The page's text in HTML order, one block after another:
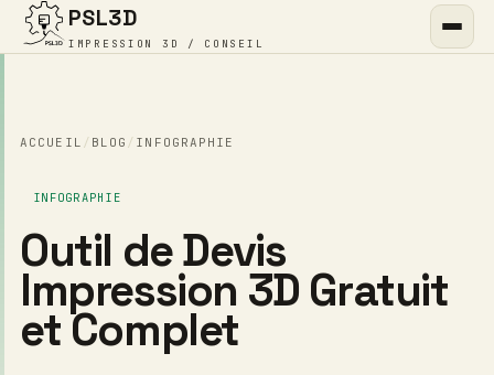
PSL3D
IMPRESSION 3D / CONSEIL
ACCUEIL / BLOG / INFOGRAPHIE
INFOGRAPHIE
Outil de Devis
Impression 3D Gratuit
et Complet